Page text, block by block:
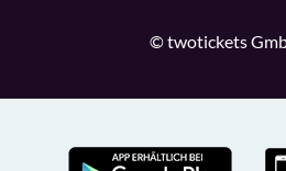
© twotickets